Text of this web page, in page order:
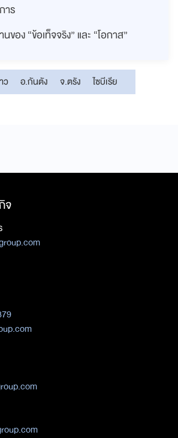
าร
อง “ข้อเท็จจริง” และ “โอกาส”
ว อ.กันตัง จ.ตรัง ไซบีเรีย
จ